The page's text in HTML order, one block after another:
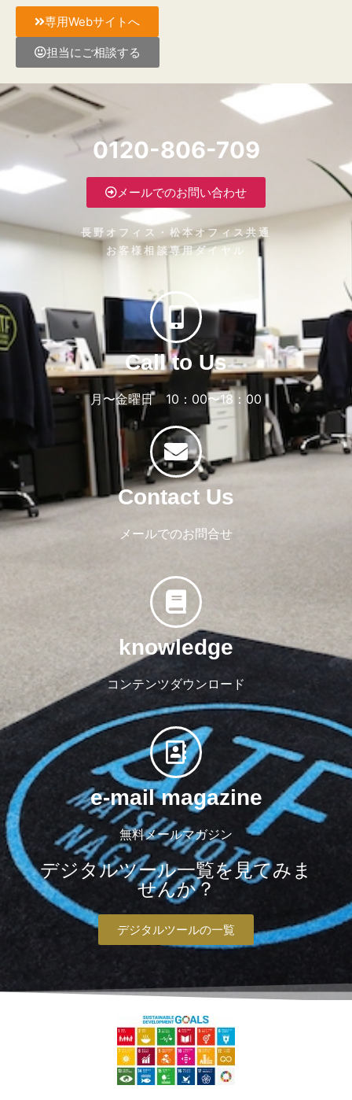
専用Webサイトへ
担当にご相談する
0120-806-709
メールでのお問い合わせ
長野オフィス・松本オフィス共通
お客様相談専用ダイヤル
Call to Us
月〜金曜日 10：00〜18：00
Contact Us
メールでのお問合せ
knowledge
コンテンツダウンロード
e-mail magazine
無料メールマガジン
デジタルツール一覧を見てみま
せんか？
デジタルツールの一覧